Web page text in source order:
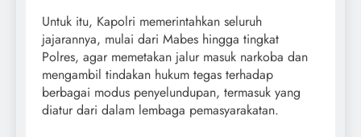
Untuk itu, Kapolri memerintahkan seluruh
jajarannya, mulai dari Mabes hingga tingkat
Polres, agar memetakan jalur masuk narkoba dan
mengambil tindakan hukum tegas terhadap
berbagai modus penyelundupan, termasuk yang
diatur dari dalam lembaga pemasyarakatan.